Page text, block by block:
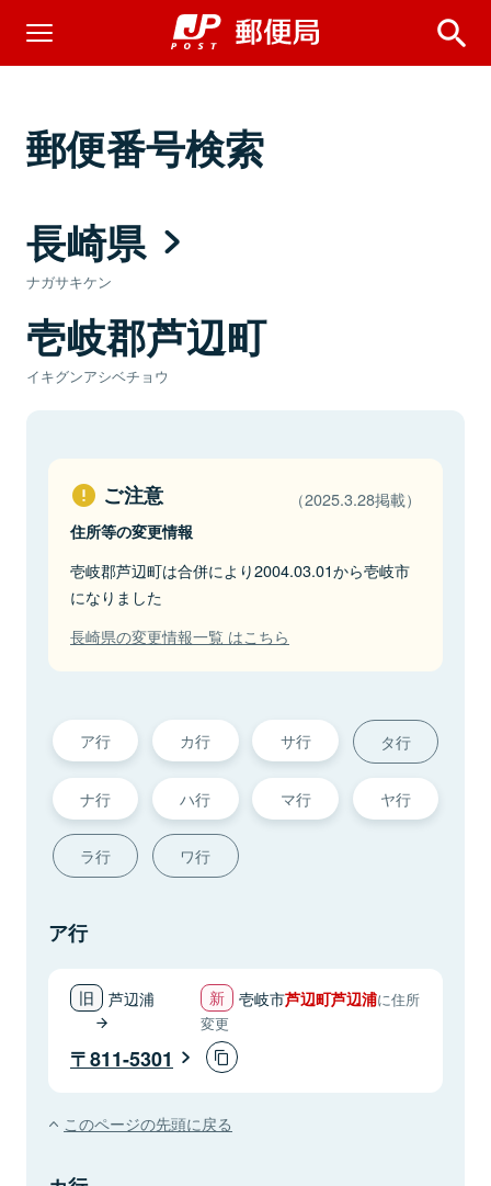
郵便番号検索
長崎県
ナガサキケン
壱岐郡芦辺町
イキグンアシベチョウ
ご注意 （2025.3.28掲載）
住所等の変更情報
壱岐郡芦辺町は合併により2004.03.01から壱岐市
になりました
長崎県の変更情報一覧 はこちら
ア行 カ行 サ行 タ行
ナ行 ハ行 マ行 ヤ行
ラ行 ワ行
ア行
芦辺浦 壱岐市芦辺町芦辺浦に住所
変更
811-5301
このページの先頭に戻る